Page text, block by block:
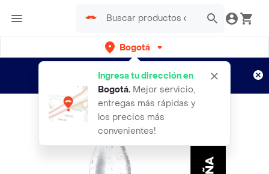
Bogotá
Ingresa tu dirección en
Bogotá. Mejor servicio,
entregas más rápidas y
los precios más
convenientes!
envíos gratis por semanas
Aplican TyC